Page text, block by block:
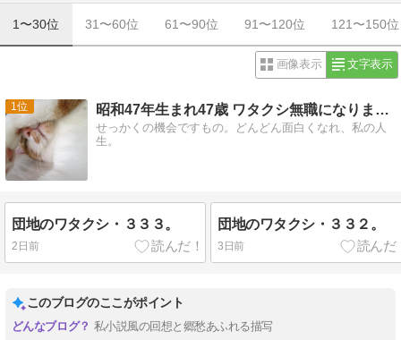
1〜30位 31〜60位 61〜90位 91〜120位 121〜150位
画像表示 文字表示
1 昭和47年生まれ47歳 ワタクシ無職になりました。
せっかくの機会ですもの。どんどん面白くなれ、私の人
生。
団地のワタクシ・３３３。
2日前
団地のワタクシ・３３２。
3日前
このブログのここがポイント
私小説風の回想と郷愁あふれる描写